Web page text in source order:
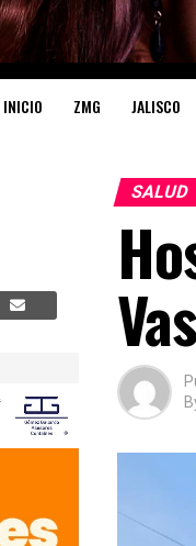
INICIO ZMG JALISCO
SALUD